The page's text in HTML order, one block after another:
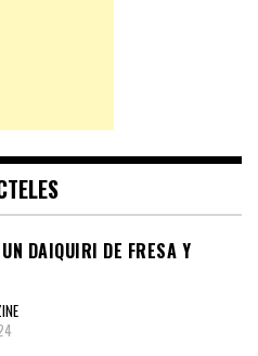
DAIQUIRI DE FRESA Y